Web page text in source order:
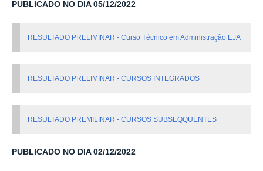
PUBLICADO NO DIA 05/12/2022
RESULTADO PRELIMINAR - Curso Técnico em Administração EJA
RESULTADO PRELIMINAR - CURSOS INTEGRADOS
RESULTADO PREMILINAR - CURSOS SUBSEQQUENTES
PUBLICADO NO DIA 02/12/2022